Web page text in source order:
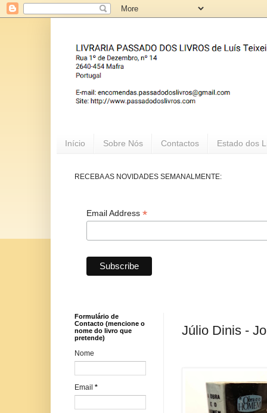
Início Sobre Nós Contactos Estado dos
RECEBA AS NOVIDADES SEMANALMENTE:
Email Address *
Júlio Dinis -
Formulário de
Contacto (mencione o
nome do livro que
pretende)
Nome
Email *